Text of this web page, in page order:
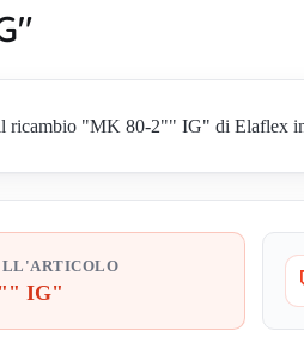
ricambio "MK 80-2"" IG" di Elaflex
IG"